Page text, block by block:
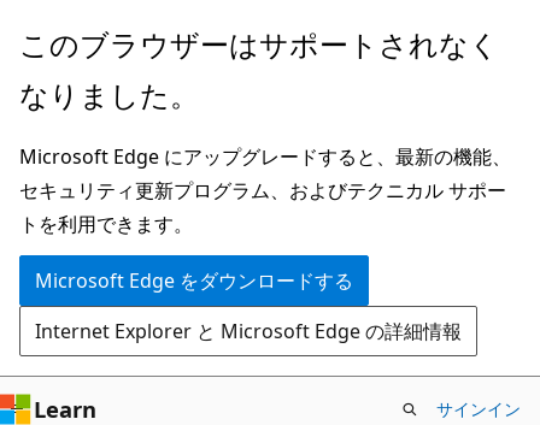
メ
ン
ン
テ
ン
ツ
に
ス
キ
ッ
このブラウザーはサポートされなく
なりました。
Microsoft Edge にアップグレードすると、最新の機能、
セキュリティ更新プログラム、およびテクニカル サポー
トを利用できます。
Microsoft Edge をダウンロードする
Internet Explorer と Microsoft Edge の詳細情報
Learn サインイン